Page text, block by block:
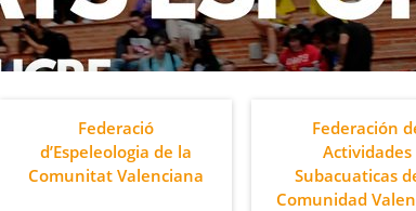
Federació
d’Espeleologia de la
Comunitat Valenciana
Federación
Actividades
Subacuaticas
Comunidad